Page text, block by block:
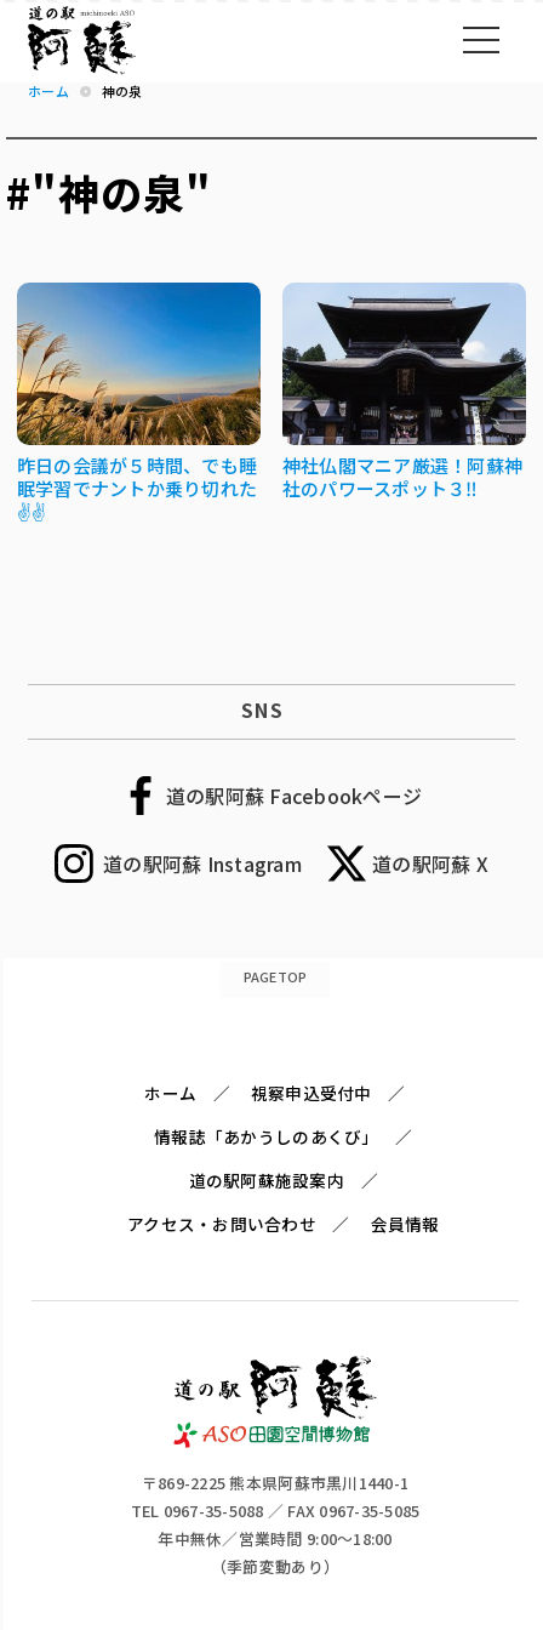
ホーム 神の泉
#"神の泉"
昨日の会議が５時間、でも睡
眠学習でナントか乗り切れた
✌✌
神社仏閣マニア厳選！阿蘇神
社のパワースポット３‼
SNS
道の駅阿蘇 Facebookページ
道の駅阿蘇 Instagram 道の駅阿蘇 X
PAGETOP
ホーム
視察申込受付中
情報誌「あかうしのあくび」
道の駅阿蘇施設案内
アクセス・お問い合わせ
会員情報
〒869-2225 熊本県阿蘇市黒川1440-1
TEL 0967-35-5088 ／ FAX 0967-35-5085
年中無休／営業時間 9:00～18:00
（季節変動あり）